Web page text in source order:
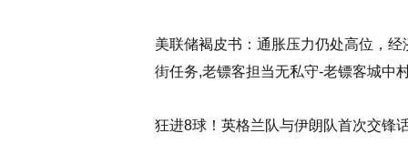
美联储褐皮书：通胀压力仍处高位，
街任务,老镖客担当无私守-老镖客城中
狂进8球！英格兰队与伊朗队首次交锋